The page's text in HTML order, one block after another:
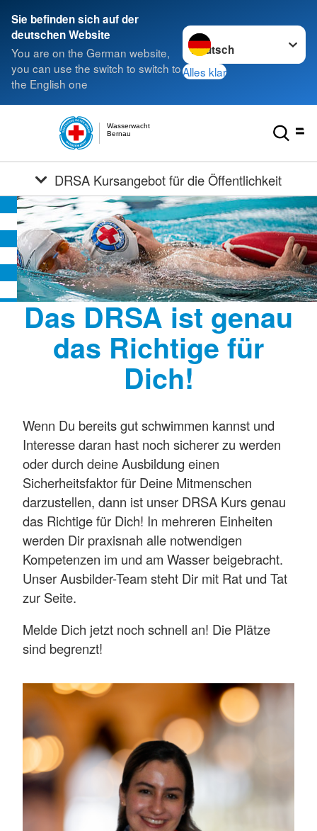
Sie befinden sich auf der
deutschen Website
You are on the German website,
you can use the switch to switch to
the English one
Sprache wechseln zu
Alles klar
Bernau
Wasserwacht
DRSA Kursangebot für die Öffentlichkeit
Das DRSA ist genau
das Richtige für
Dich!
Wenn Du bereits gut schwimmen kannst und
Interesse daran hast noch sicherer zu werden
oder durch deine Ausbildung einen
Sicherheitsfaktor für Deine Mitmenschen
darzustellen, dann ist unser DRSA Kurs genau
das Richtige für Dich! In mehreren Einheiten
werden Dir praxisnah alle notwendigen
Kompetenzen im und am Wasser beigebracht.
Unser Ausbilder-Team steht Dir mit Rat und Tat
zur Seite.
Melde Dich jetzt noch schnell an! Die Plätze
sind begrenzt!